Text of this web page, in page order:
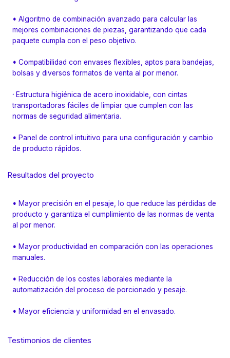
• Algoritmo de combinación avanzado para calcular las
mejores combinaciones de piezas, garantizando que cada
paquete cumpla con el peso objetivo.
• Compatibilidad con envases flexibles, aptos para bandejas,
bolsas y diversos formatos de venta al por menor.
· Estructura higiénica de acero inoxidable, con cintas
transportadoras fáciles de limpiar que cumplen con las
normas de seguridad alimentaria.
• Panel de control intuitivo para una configuración y cambio
de producto rápidos.
Resultados del proyecto
• Mayor precisión en el pesaje, lo que reduce las pérdidas de
producto y garantiza el cumplimiento de las normas de venta
al por menor.
• Mayor productividad en comparación con las operaciones
manuales.
• Reducción de los costes laborales mediante la
automatización del proceso de porcionado y pesaje.
• Mayor eficiencia y uniformidad en el envasado.
Testimonios de clientes